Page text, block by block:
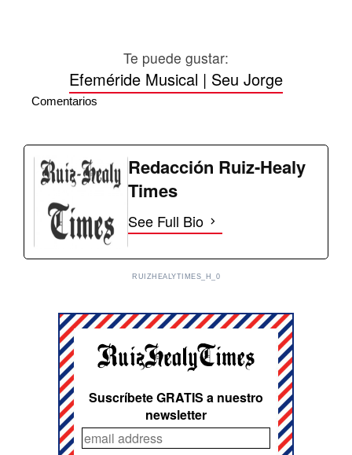
Te puede gustar:
Efeméride Musical | Seu Jorge
Comentarios
Redacción Ruiz-Healy
Times
See Full Bio
RUIZHEALYTIMES_H_0
Suscríbete GRATIS a nuestro
newsletter